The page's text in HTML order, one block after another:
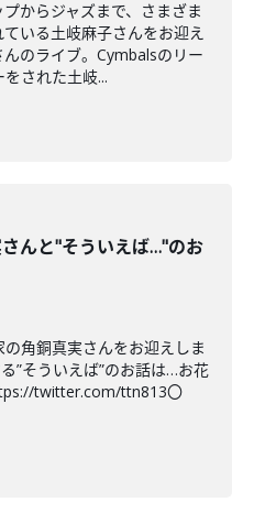
からジャズまで、さまざま
いる土岐麻子さんをお迎え
のライブ。Cymbalsのリー
された土岐...
んと"そういえば…"のお
角銅真実さんをお迎えしま
”そういえば”のお話は…お花
twitter.com/ttn813〇